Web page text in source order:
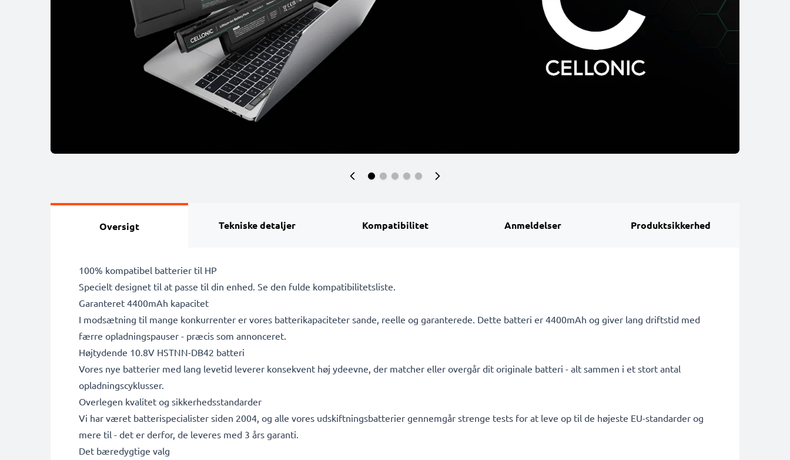
Oversigt Tekniske detaljer Kompatibilitet Anmeldelser Produktsikkerhed
100% kompatibel batterier til HP
Specielt designet til at passe til din enhed. Se den fulde kompatibilitetsliste.
Garanteret 4400mAh kapacitet
I modsætning til mange konkurrenter er vores batterikapaciteter sande, reelle og garanterede. Dette batteri er 4400mAh og giver lang driftstid med
færre opladningspauser - præcis som annonceret.
Højtydende 10.8V HSTNN-DB42 batteri
Vores nye batterier med lang levetid leverer konsekvent høj ydeevne, der matcher eller overgår dit originale batteri - alt sammen i et stort antal
opladningscyklusser.
Overlegen kvalitet og sikkerhedsstandarder
Vi har været batterispecialister siden 2004, og alle vores udskiftningsbatterier gennemgår strenge tests for at leve op til de højeste EU-standarder og
mere til - det er derfor, de leveres med 3 års garanti.
Det bæredygtige valg